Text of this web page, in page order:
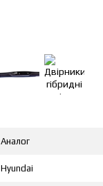
Аналог
Hyundai